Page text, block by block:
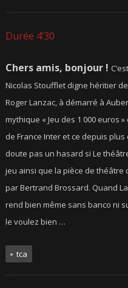
Durée 4’30
Chers amis, bonjour !
Nicolas Stoufflet digne héritier
Roger Lanzac, à démarré à
mythique « Jeu des 1 000 euros
de France Inter et ce depuis plus
doute pas un hasard si Le
jeu ainsi que la pièce de théâtre
par Bertrand Brossard. Quand
rend bien même sans banco ni
le voulez bien …
tca